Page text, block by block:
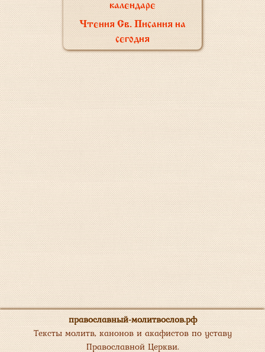
календаре
Чтения Св. Писания на
сегодня
православный-молитвослов.рф
Тексты молитв, канонов и акафистов по уставу
Православной Церкви.